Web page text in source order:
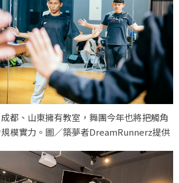
都、山東擁有教室，舞團今年也將把觸角
模實力。圖／築夢者DreamRunnerz提供